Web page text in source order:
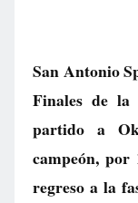
San Antonio
Finales de
partido a
campeón, por
regreso a la